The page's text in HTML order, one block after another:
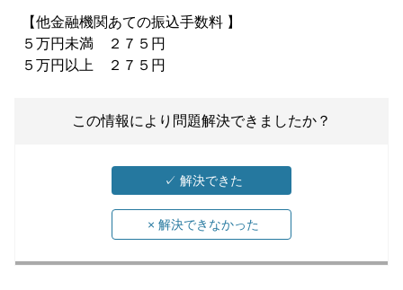
【他金融機関あての振込手数料 】
５万円未満 ２７５円
５万円以上 ２７５円
この情報により問題解決できましたか？
✓ 解決できた
× 解決できなかった